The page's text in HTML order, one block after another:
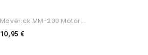
Maverick MM-200 Motor...
10,95 €Preço